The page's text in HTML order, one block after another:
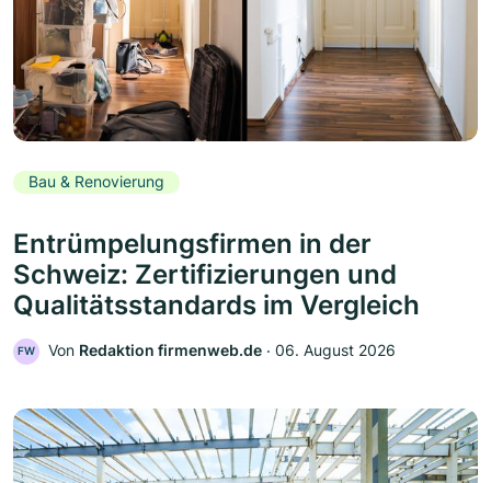
Bau & Renovierung
Entrümpelungsfirmen in der
Schweiz: Zertifizierungen und
Qualitätsstandards im Vergleich
FW Von Redaktion firmenweb.de ‧ 06. August 2026